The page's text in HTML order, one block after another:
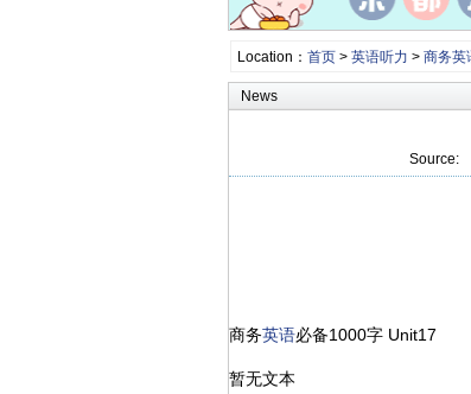
Location： 首页> 英语听力 > 商务英
News
Source:
商务英语必备1000字 Unit17
暂无文本